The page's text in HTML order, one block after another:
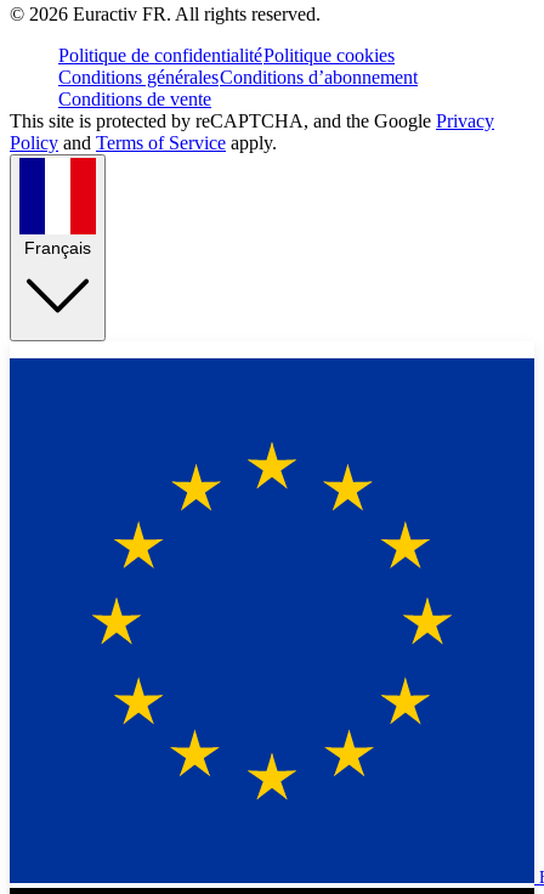
© 2026 Euractiv FR. All rights reserved.
Politique de confidentialitéPolitique cookies
Conditions généralesConditions d’abonnement
Conditions de vente
This site is protected by reCAPTCHA, and the Google Privacy
Policy and Terms of Service apply.
Français